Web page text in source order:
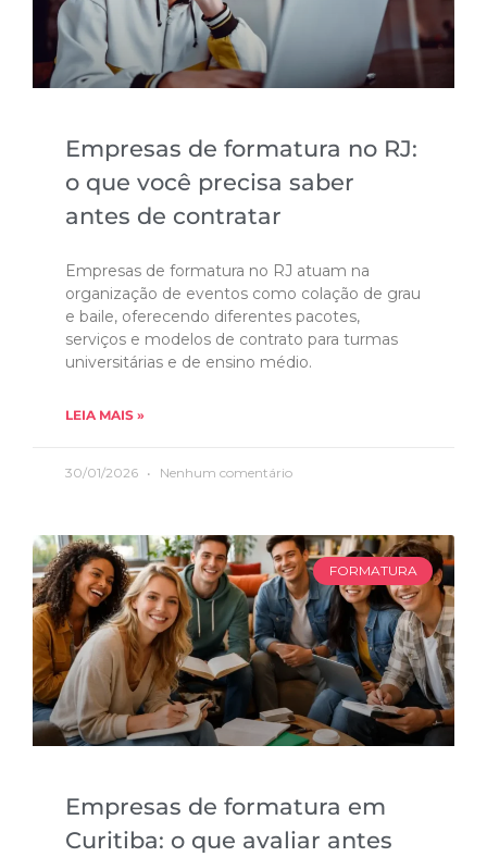
Empresas de formatura no RJ:
o que você precisa saber
antes de contratar
Empresas de formatura no RJ atuam na
organização de eventos como colação de grau
e baile, oferecendo diferentes pacotes,
serviços e modelos de contrato para turmas
universitárias e de ensino médio.
LEIA MAIS »
30/01/2026 Nenhum comentário
FORMATURA
Empresas de formatura em
Curitiba: o que avaliar antes